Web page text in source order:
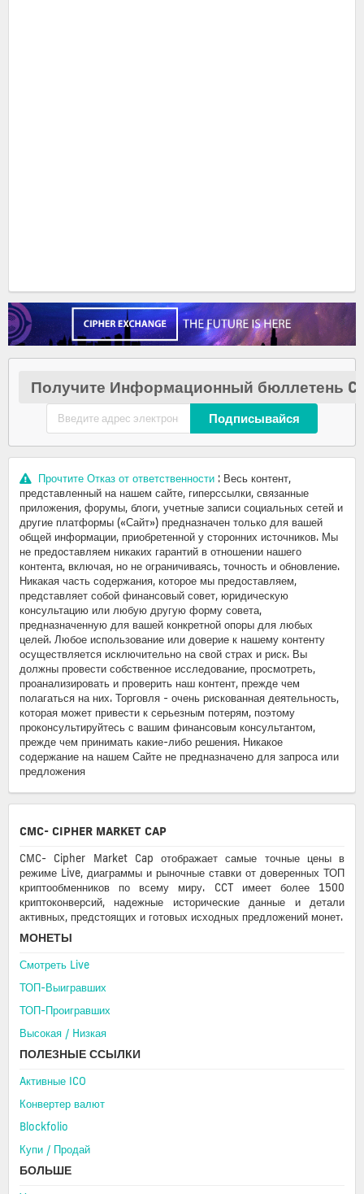
Получите Информационный бюллетень
Подписывайся
Прочтите Отказ от ответственности : Весь контент,
представленный на нашем сайте, гиперссылки, связанные
приложения, форумы, блоги, учетные записи социальных сетей и
другие платформы («Сайт») предназначен только для вашей
общей информации, приобретенной у сторонних источников. Мы
не предоставляем никаких гарантий в отношении нашего
контента, включая, но не ограничиваясь, точность и обновление.
Никакая часть содержания, которое мы предоставляем,
представляет собой финансовый совет, юридическую
консультацию или любую другую форму совета,
предназначенную для вашей конкретной опоры для любых
целей. Любое использование или доверие к нашему контенту
осуществляется исключительно на свой страх и риск. Вы
должны провести собственное исследование, просмотреть,
проанализировать и проверить наш контент, прежде чем
полагаться на них. Торговля - очень рискованная деятельность,
которая может привести к серьезным потерям, поэтому
проконсультируйтесь с вашим финансовым консультантом,
прежде чем принимать какие-либо решения. Никакое
содержание на нашем Сайте не предназначено для запроса или
предложения
CMC- CIPHER MARKET CAP
CMC- Cipher Market Cap отображает самые точные цены в
режиме Live, диаграммы и рыночные ставки от доверенных ТОП
криптообменников по всему миру. CCT имеет более 1500
криптоконверсий, надежные исторические данные и детали
активных, предстоящих и готовых исходных предложений монет.
МОНЕТЫ
Смотреть Live
ТОП-Выигравших
ТОП-Проигравших
Высокая / Hизкая
ПОЛЕЗНЫЕ ССЫЛКИ
Aктивные ICO
Конвертер валют
Blockfolio
Купи / Продай
БОЛЬШЕ